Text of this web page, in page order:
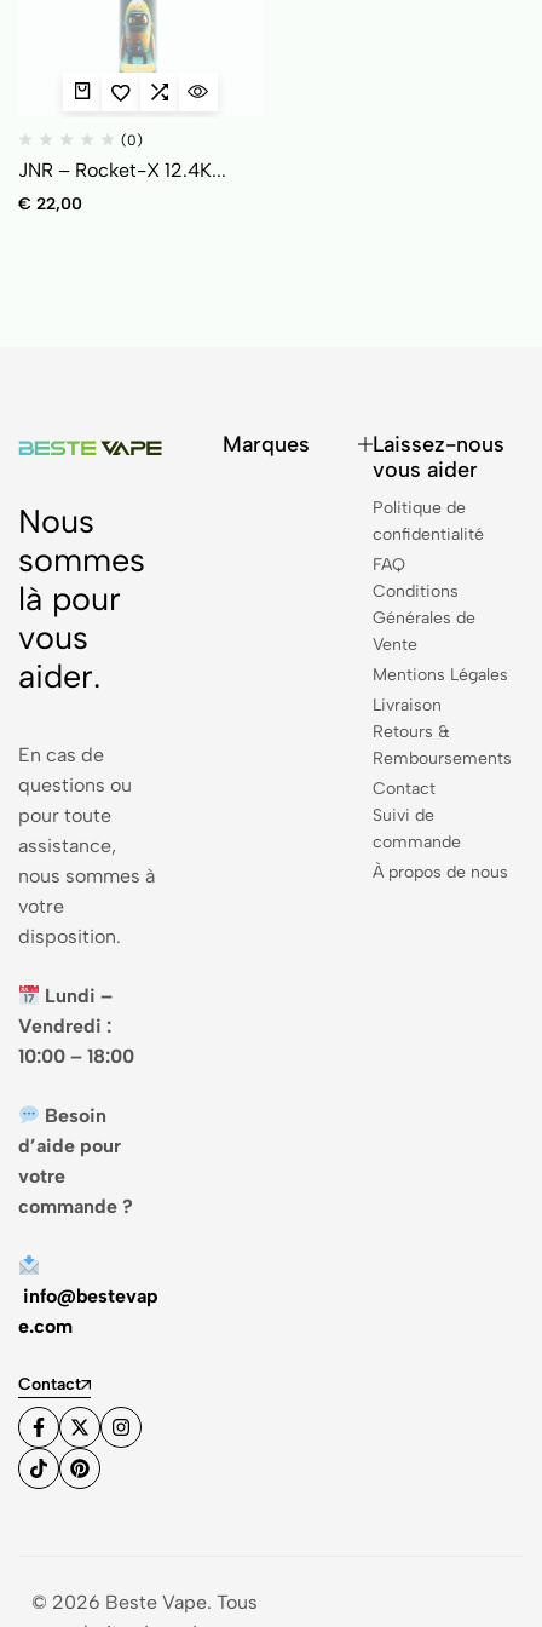
(0)
JNR – Rocket-X 12.4K...
€ 22,00
Nous
sommes
là pour
vous
aider.
En cas de
questions ou
pour toute
assistance,
nous sommes à
votre
disposition.
Lundi –
Vendredi :
10:00 – 18:00
Besoin
d’aide pour
votre
commande ?
info@bestevap
e.com
Contact
Marques
Laissez-nous
vous aider
Politique de
confidentialité
FAQ
Conditions
Générales de
Vente
Mentions Légales
Livraison
Retours &
Remboursements
Contact
Suivi de
commande
À propos de nous
© 2026 Beste Vape. Tous